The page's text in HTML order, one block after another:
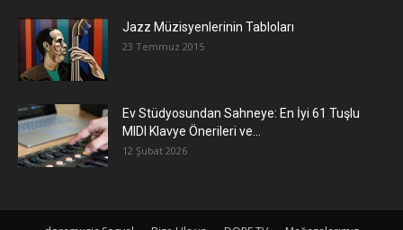
Jazz Müzisyenlerinin Tabloları
23 Temmuz 2015
Ev Stüdyosundan Sahneye: En İyi 61 Tuşlu
MIDI Klavye Önerileri ve...
12 Şubat 2026